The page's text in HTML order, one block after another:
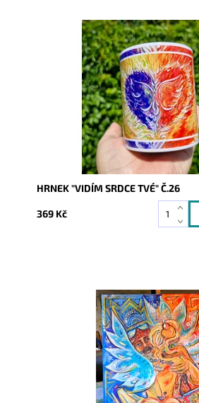
Dostupnost:
Skladem
10261
HRNEK "VIDÍM SRDCE TVÉ" Č.26
369 Kč
Skladem
10220